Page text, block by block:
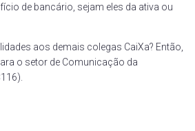
de bancário, sejam eles da ativa ou
aos demais colegas CaiXa? Então,
o setor de Comunicação da